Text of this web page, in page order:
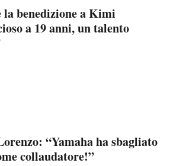
la benedizione a Kimi
a 19 anni, un talento
“Yamaha ha sbagliato
collaudatore!”